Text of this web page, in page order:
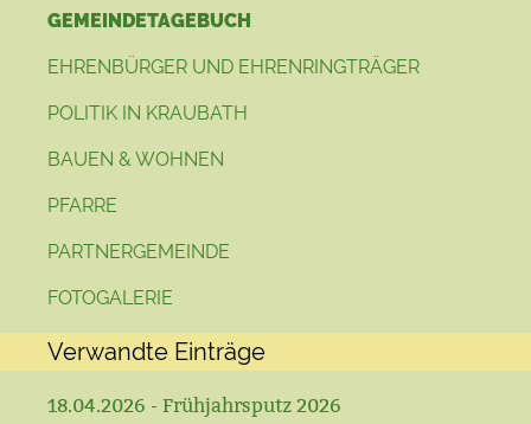
GEMEINDETAGEBUCH
EHRENBÜRGER UND EHRENRINGTRÄGER
POLITIK IN KRAUBATH
BAUEN & WOHNEN
PFARRE
PARTNERGEMEINDE
FOTOGALERIE
Verwandte Einträge
18.04.2026 - Frühjahrsputz 2026